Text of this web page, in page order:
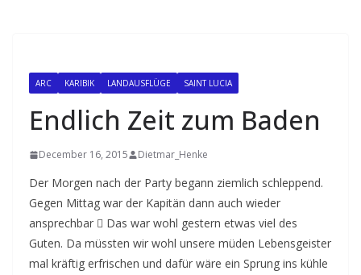
ARC KARIBIK LANDAUSFLÜGE SAINT LUCIA
Endlich Zeit zum Baden
December 16, 2015 Dietmar_Henke
Der Morgen nach der Party begann ziemlich schleppend.
Gegen Mittag war der Kapitän dann auch wieder
ansprechbar  Das war wohl gestern etwas viel des
Guten. Da müssten wir wohl unsere müden Lebensgeister
mal kräftig erfrischen und dafür wäre ein Sprung ins kühle